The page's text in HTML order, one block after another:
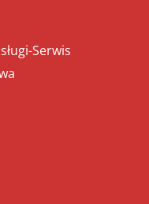
Serwis